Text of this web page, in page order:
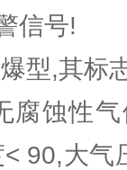
信号!
型,其标
腐蚀性
90,大气